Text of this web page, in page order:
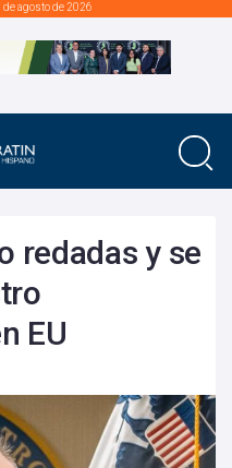
de agosto de 2026
redadas y se
EU